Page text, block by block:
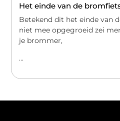
Het einde van de
Betekend dit het einde van
niet mee opgegroeid zei
je brommer,
...